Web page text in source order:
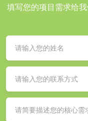
填写您的项目需求给